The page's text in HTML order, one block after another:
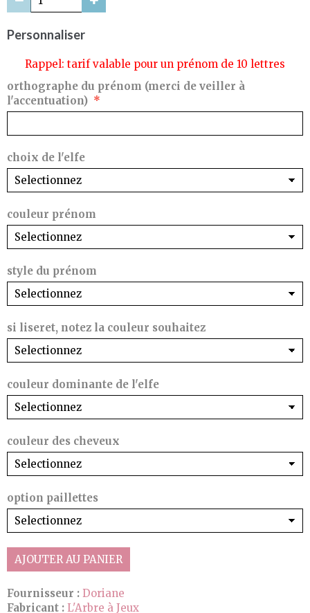
Personnaliser
Rappel: tarif valable pour un prénom de 10 lettres
orthographe du prénom (merci de veiller à
l'accentuation)
choix de l'elfe
couleur prénom
style du prénom
si liseret, notez la couleur souhaitez
couleur dominante de l'elfe
couleur des cheveux
option paillettes
AJOUTER AU PANIER
Fournisseur : Doriane
Fabricant : L'Arbre à Jeux